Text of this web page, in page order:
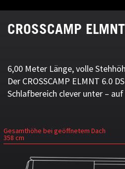
CROSSCAMP
6,00 Meter Länge, volle
Der CROSSCAMP ELMNT 6.0
Schlafbereich clever unter –
Gesamthöhe bei geöffnetem Dach
358 cm